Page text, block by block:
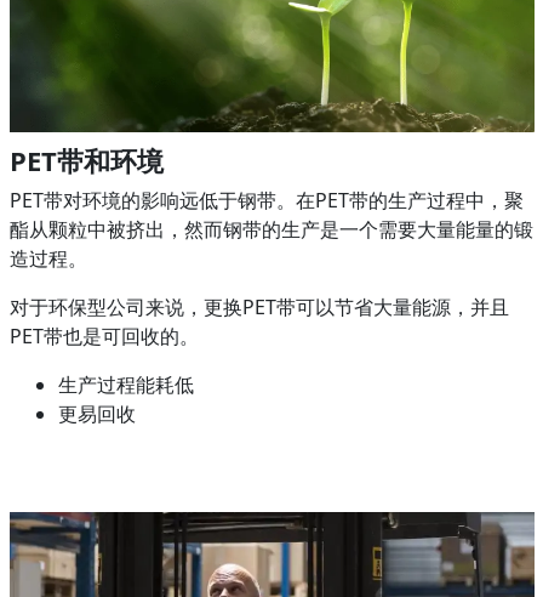
PET带和环境
PET带对环境的影响远低于钢带。在PET带的生产过程中，聚
酯从颗粒中被挤出，然而钢带的生产是一个需要大量能量的锻
造过程。
对于环保型公司来说，更换PET带可以节省大量能源，并且
PET带也是可回收的。
生产过程能耗低
更易回收